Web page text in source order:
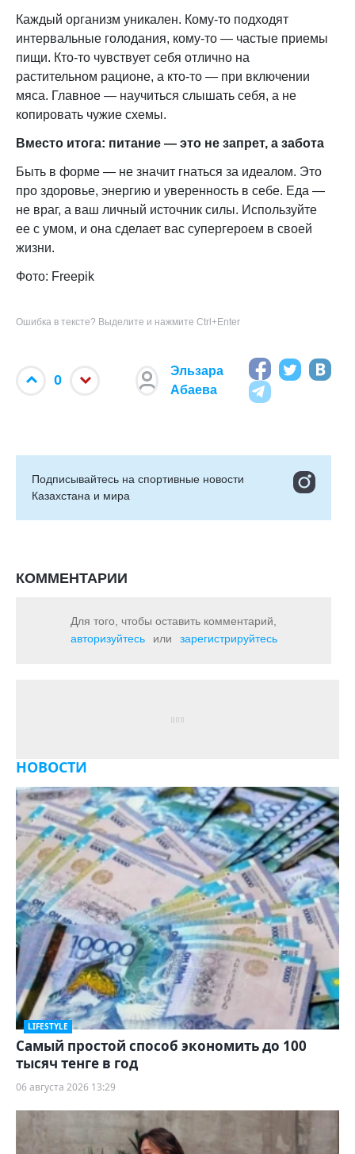
Каждый организм уникален. Кому-то подходят
интервальные голодания, кому-то — частые приемы
пищи. Кто-то чувствует себя отлично на
растительном рационе, а кто-то — при включении
мяса. Главное — научиться слышать себя, а не
копировать чужие схемы.
Вместо итога: питание — это не запрет, а забота
Быть в форме — не значит гнаться за идеалом. Это
про здоровье, энергию и уверенность в себе. Еда —
не враг, а ваш личный источник силы. Используйте
ее с умом, и она сделает вас супергероем в своей
жизни.
Фото: Freepik
Ошибка в тексте? Выделите и нажмите Ctrl+Enter
0
Эльзара
Абаева
Подписывайтесь на cпортивные новости
Казахстана и мира
КОММЕНТАРИИ
Для того, чтобы оставить комментарий,
авторизуйтесь
или зарегистрируйтесь
НОВОСТИ
LIFESTYLE
Самый простой способ экономить до 100
тысяч тенге в год
06 августа 2026 13:29